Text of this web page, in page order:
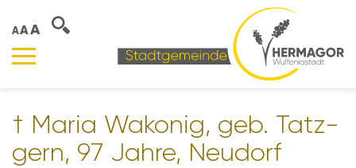
AAA
† Maria Wakonig, geb. Tatz­
gern, 97 Jahre, Neudorf